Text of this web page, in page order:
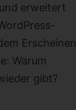
erweitert
Erscheinen
Warum
gibt?